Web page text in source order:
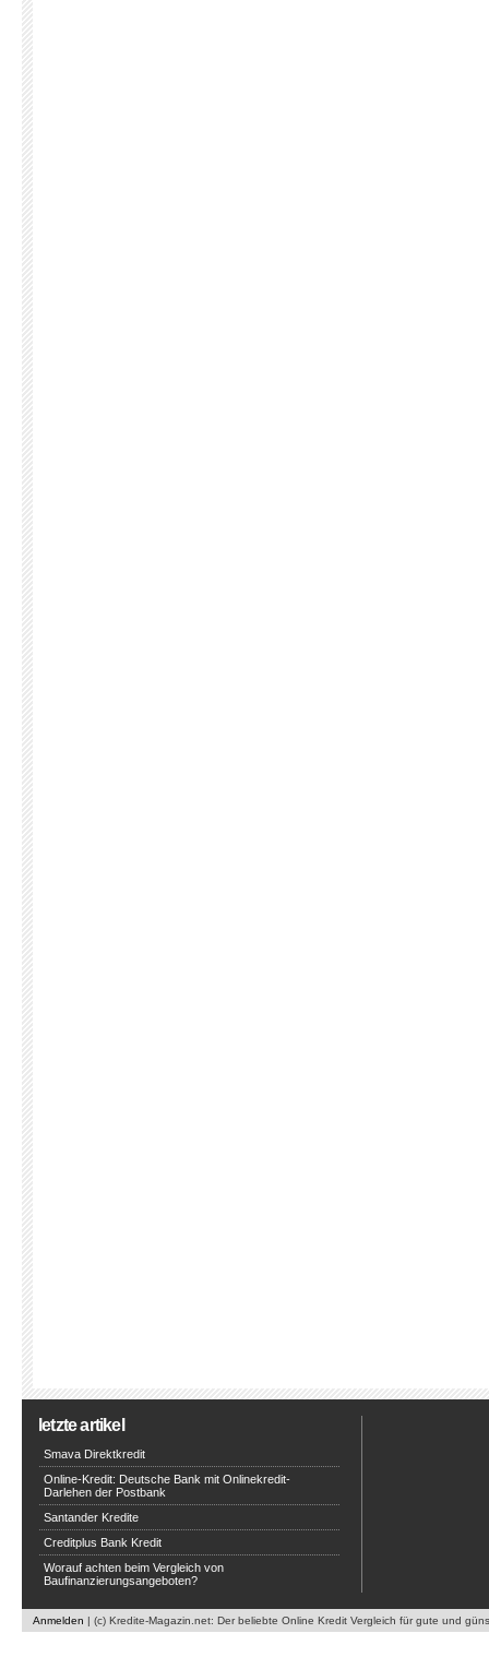
letzte artikel
Smava Direktkredit
Online-Kredit: Deutsche Bank mit Onlinekredit-
Darlehen der Postbank
Santander Kredite
Creditplus Bank Kredit
Worauf achten beim Vergleich von
Baufinanzierungsangeboten?
Anmelden | (c) Kredite-Magazin.net: Der beliebte Online Kredit Vergleich für gute und